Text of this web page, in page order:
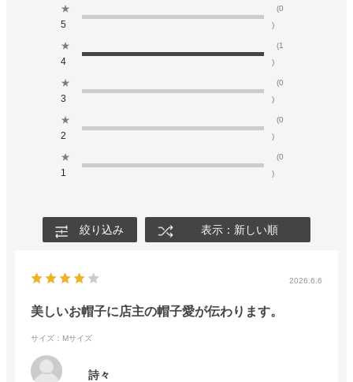
★
5
(0
)
★
4
(1
)
★
3
(0
)
★
2
(0
)
★
1
(0
)
絞り込み 表示：新しい順
2026.6.6
美しいお帽子に店主の帽子愛が伝わります。
サイズ：Mサイズ
詩々